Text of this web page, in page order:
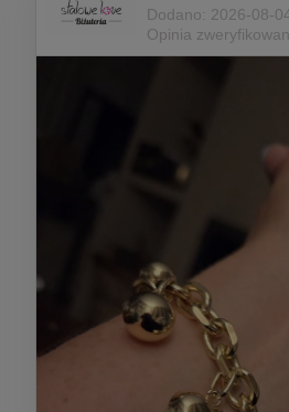
Dodano: 2026-08-
Opinia